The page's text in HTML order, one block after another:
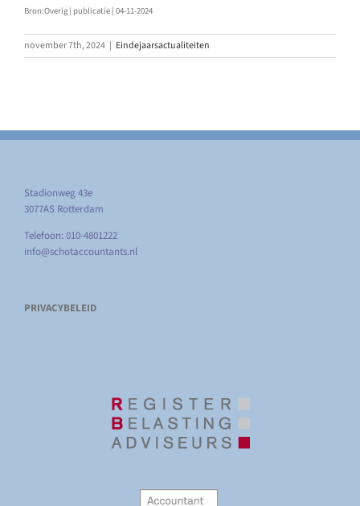
Bron:Overig | publicatie | 04-11-2024
november 7th, 2024 | Eindejaarsactualiteiten
Stadionweg 43e
3077AS Rotterdam
Telefoon: 010-4801222
info@schotaccountants.nl
PRIVACYBELEID